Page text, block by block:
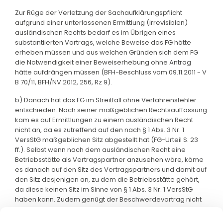
Zur Rüge der Verletzung der Sachaufklärungspflicht
aufgrund einer unterlassenen Ermittlung (irrevisiblen)
ausländischen Rechts bedarf es im Übrigen eines
substantiierten Vortrags, welche Beweise das FG hätte
erheben müssen und aus welchen Gründen sich dem FG
die Notwendigkeit einer Beweiserhebung ohne Antrag
hätte aufdrängen müssen (BFH-Beschluss vom 09.11.2011 - V
B 70/11, BFH/NV 2012, 256, Rz 9).
b) Danach hat das FG im Streitfall ohne Verfahrensfehler
entschieden. Nach seiner maßgeblichen Rechtsauffassung
kam es auf Ermittlungen zu einem ausländischen Recht
nicht an, da es zutreffend auf den nach § 1 Abs. 3 Nr. 1
VersStG maßgeblichen Sitz abgestellt hat (FG-Urteil S. 23
ff.). Selbst wenn nach dem ausländischen Recht eine
Betriebsstätte als Vertragspartner anzusehen wäre, käme
es danach auf den Sitz des Vertragspartners und damit auf
den Sitz desjenigen an, zu dem die Betriebsstätte gehört,
da diese keinen Sitz im Sinne von § 1 Abs. 3 Nr. 1 VersStG
haben kann. Zudem genügt der Beschwerdevortrag nicht